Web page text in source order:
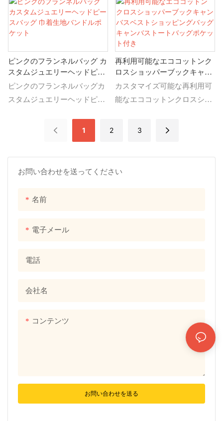
お問い合わせを送ってください
名前
電子メール
電話
会社名
コンテンツ
お問い合わせを送る
バッグ 食料品用コットン シ
ョッピングバッグ、プリント
された環境に優しい布製再利
キャンバス トートバッグ 食
料品用コットン ショッピング
バッグの詳細と価格をご覧く
ださい
ツ、ジュエリー、野球用）の
詳細と価格については、カス
タムロゴ入りキャンバス布製
パッケージトートバッグ（ジ
ッパー付き、靴、スーツ、ジ
ュエリー、野球用）をご覧く
ださい。
ピンクのフランネルバッグ カ
スタムジュエリーヘッドピー
スバッグ 巾着生地バンドルポ
ケット
ピンクのフランネルバッグカ
スタムジュエリーヘッドピー
ァブリックバンドルポケッ
ト、ピンクのフランネルバッ
ピースバッグドローストリン
ローストリングバッグの詳細
再利用可能なエココットンク
ロスショッパーブックキャン
バスベストショッピングバッ
グキャンバストートバッグポ
ケット付き
カスタマイズ可能な再利用可
能なエココットンクロスショ
トショッピングバッグキャン
1 2 3